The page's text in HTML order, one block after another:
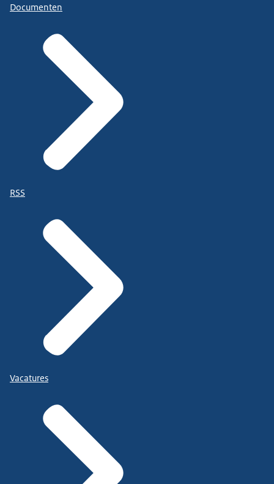
Documenten
RSS
Vacatures